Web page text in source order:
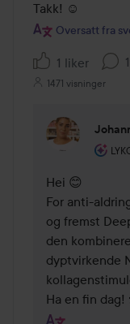
Takk! ☺️
Oversatt fra
1 liker
1471 visninger
Hei 😊
For anti-
og fremst
den
dyptvirkende
Ha en fin dag!